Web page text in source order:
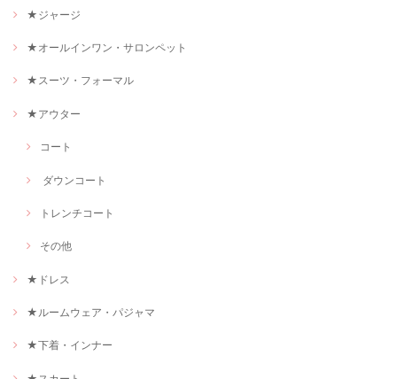
★ジャージ
★オールインワン・サロンペット
★スーツ・フォーマル
★アウター
コート
ダウンコート
トレンチコート
その他
★ドレス
★ルームウェア・パジャマ
★下着・インナー